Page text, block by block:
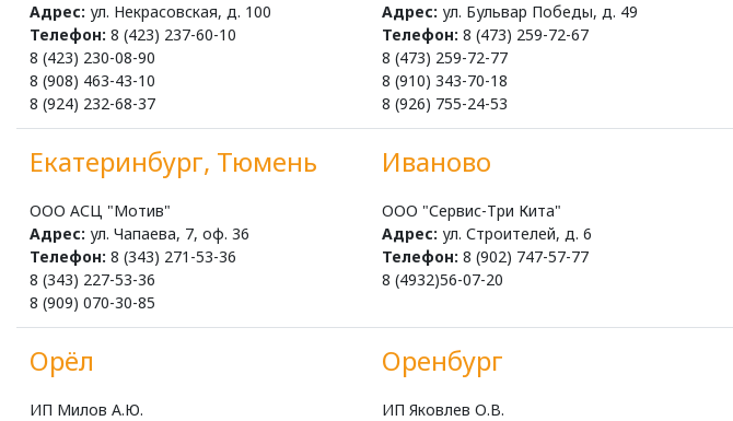
Адрес: ул. Некрасовская, д. 100
Телефон: 8 (423) 237-60-10
8 (423) 230-08-90
8 (908) 463-43-10
8 (924) 232-68-37
Адрес: ул. Бульвар Победы, д. 49
Телефон: 8 (473) 259-72-67
8 (473) 259-72-77
8 (910) 343-70-18
8 (926) 755-24-53
Екатеринбург, Тюмень
ООО АСЦ "Мотив"
Адрес: ул. Чапаева, 7, оф. 36
Телефон: 8 (343) 271-53-36
8 (343) 227-53-36
8 (909) 070-30-85
Иваново
ООО "Сервис-Три Кита"
Адрес: ул. Строителей, д. 6
Телефон: 8 (902) 747-57-77
8 (4932)56-07-20
Орёл
ИП Милов А.Ю.
Оренбург
ИП Яковлев О.В.